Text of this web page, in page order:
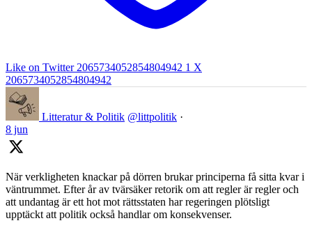
Like on Twitter 2065734052854804942 1 X
2065734052854804942
Litteratur & Politik @littpolitik ·
8 jun
När verkligheten knackar på dörren brukar principerna få sitta kvar i
väntrummet. Efter år av tvärsäker retorik om att regler är regler och
att undantag är ett hot mot rättsstaten har regeringen plötsligt
upptäckt att politik också handlar om konsekvenser.